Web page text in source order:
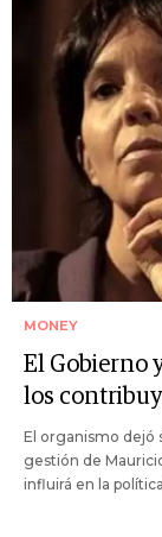
MONEY
El Gobierno
los
El organismo dejó
gestión de
influirá en la